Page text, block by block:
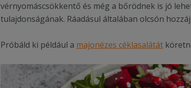
vérnyomáscsökkentő és még a bőrödnek is jó
tulajdonságának. Ráadásul általában olcsón
Próbáld ki például a majonézes céklasalátát